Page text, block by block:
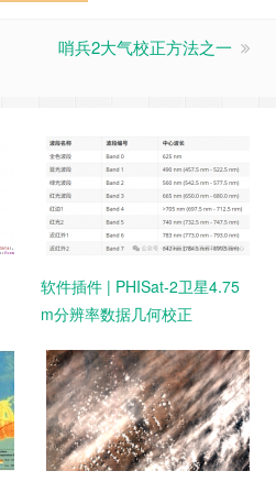
哨兵2大气校正方法之一
软件插件 | PHISat-2卫星4.75
m分辨率数据几何校正